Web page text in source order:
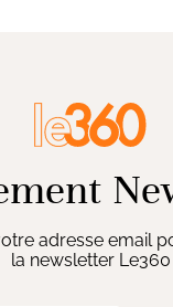
adresse email
la newsletter Le360